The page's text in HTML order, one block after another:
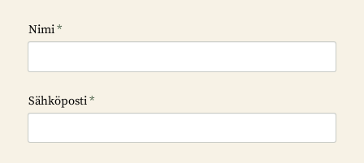
Nimi*
Sähköposti*